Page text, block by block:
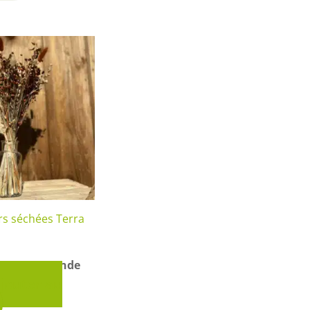
séchées Terra
Grande